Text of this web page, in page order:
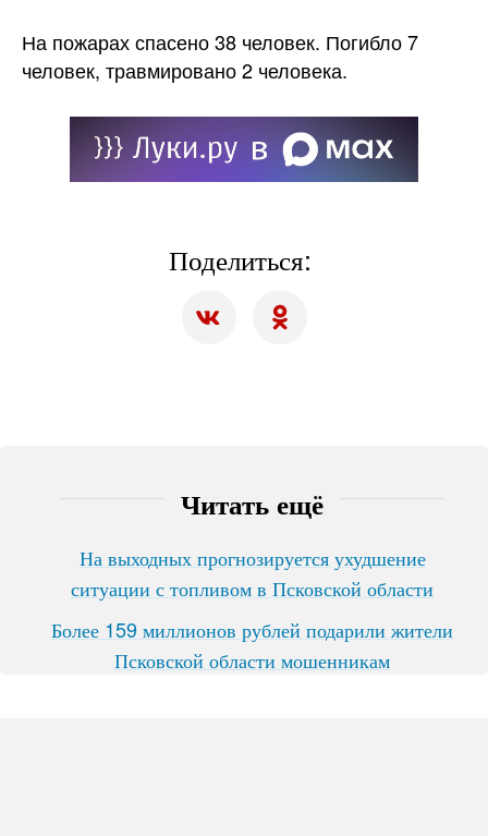
На пожарах спасено 38 человек. Погибло 7
человек, травмировано 2 человека.
Поделиться:
Читать ещё
На выходных прогнозируется ухудшение
ситуации с топливом в Псковской области
Более 159 миллионов рублей подарили жители
Псковской области мошенникам